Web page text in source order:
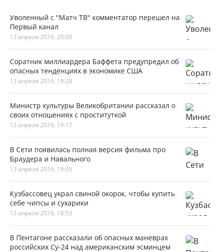
Уволенный с "Матч ТВ" комментатор перешел на
Первый канал
13 апреля 2016, 20:00
Соратник миллиардера Баффета предупредил об
опасных тенденциях в экономике США
13 апреля 2016, 19:28
Министр культуры Великобритании рассказал о
своих отношениях с проституткой
13 апреля 2016, 19:17
В Сети появилась полная версия фильма про
Браудера и Навального
13 апреля 2016, 19:05
Кузбассовец украл свиной окорок, чтобы купить
себе чипсы и сухарики
13 апреля 2016, 18:53
В Пентагоне рассказали об опасных маневрах
российских Су-24 над американским эсминцем